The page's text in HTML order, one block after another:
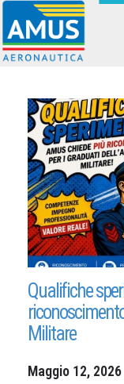
Qualifiche
Militare
Maggio 12, 2026